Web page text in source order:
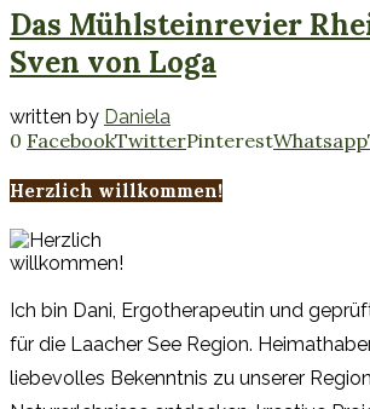
Das Mühlsteinrevier
Sven von Loga
written by Daniela
0 FacebookTwitterPinterestWhatsapp
Herzlich willkommen!
Ich bin Dani, Ergotherapeutin und
für die Laacher See Region.
liebevolles Bekenntnis zu unserer